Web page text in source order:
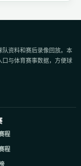
资料和赛后录像回放。本
与体育赛事数据，方便球
程
程